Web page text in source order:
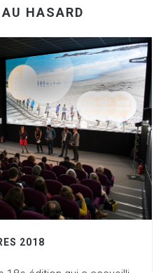
HASARD
2018